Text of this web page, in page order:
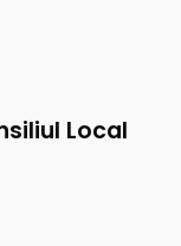
Local